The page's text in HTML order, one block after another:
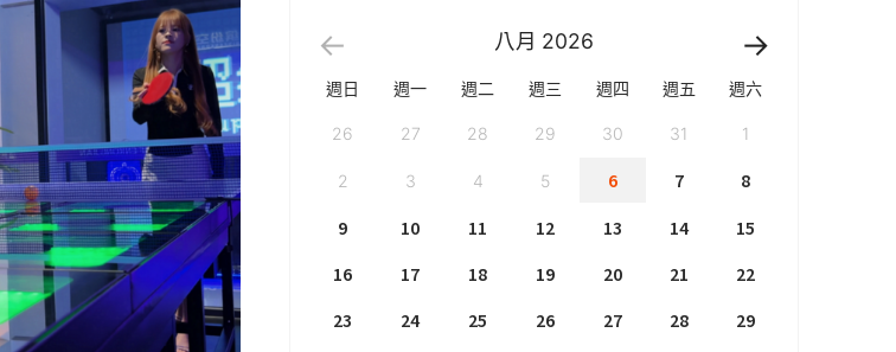
八月 2026
週日 週一 週二 週三 週四 週五 週六
26 27 28 29 30 31 1
2 3 4 5 6 7
8
9
10 11 12 13 14
15
16
17 18 19 20 21
22
23
24 25 26 27 28
29